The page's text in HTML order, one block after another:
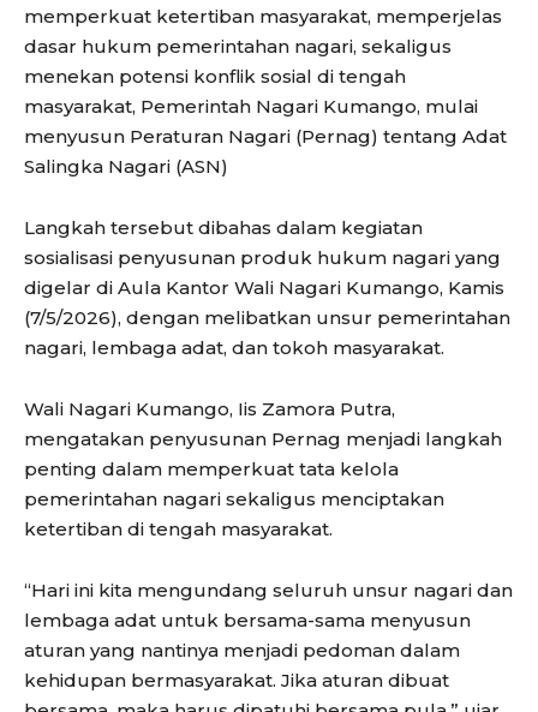
memperkuat ketertiban masyarakat, memperjelas
dasar hukum pemerintahan nagari, sekaligus
menekan potensi konflik sosial di tengah
masyarakat, Pemerintah Nagari Kumango, mulai
menyusun Peraturan Nagari (Pernag) tentang Adat
Salingka Nagari (ASN)
Langkah tersebut dibahas dalam kegiatan
sosialisasi penyusunan produk hukum nagari yang
digelar di Aula Kantor Wali Nagari Kumango, Kamis
(7/5/2026), dengan melibatkan unsur pemerintahan
nagari, lembaga adat, dan tokoh masyarakat.
Wali Nagari Kumango, Iis Zamora Putra,
mengatakan penyusunan Pernag menjadi langkah
penting dalam memperkuat tata kelola
pemerintahan nagari sekaligus menciptakan
ketertiban di tengah masyarakat.
“Hari ini kita mengundang seluruh unsur nagari dan
lembaga adat untuk bersama-sama menyusun
aturan yang nantinya menjadi pedoman dalam
kehidupan bermasyarakat. Jika aturan dibuat